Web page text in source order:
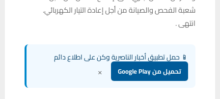
شعبة الفحص والصيانة من أجل إعادة التيار الكهربائي.
انتهى .
📱 حمل تطبيق أخبار الناصرية وكن على اطلاع دائم
تحميل من Google Play ×